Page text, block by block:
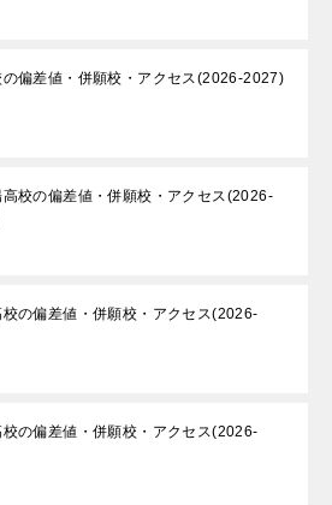
の偏差値・併願校・アクセス(2026-2027)
高校の偏差値・併願校・アクセス(2026-
校の偏差値・併願校・アクセス(2026-
校の偏差値・併願校・アクセス(2026-